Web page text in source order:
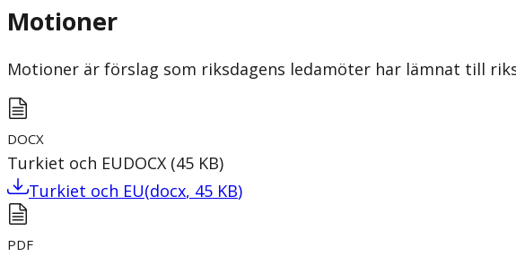
Motioner
Motioner är förslag som riksdagens ledamöter har lämnat till
DOCX
Turkiet och EUDOCX (45 KB)
Turkiet och EU(docx, 45 KB)
PDF